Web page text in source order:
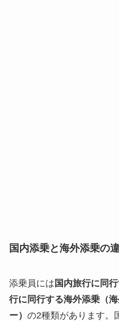
国内添乗と海外添乗の
添乗員には 国内旅行に同
行に同行する海外添乗（
ー） の2種類があります。